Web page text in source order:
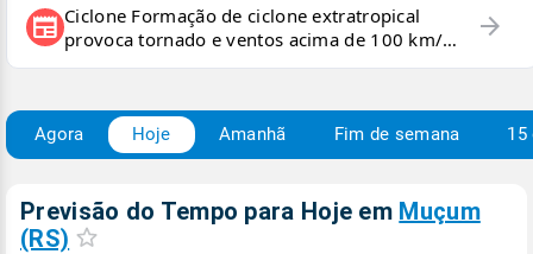
newspaper Ciclone Formação de ciclone extratropical
provoca tornado e ventos acima de 100 km/h
no RS
arrow_forward
Agora Hoje Amanhã Fim de semana 15
Previsão do Tempo para Hoje em Muçum
(RS)